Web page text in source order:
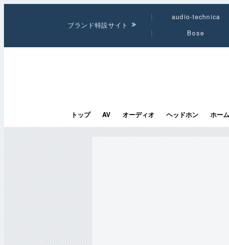
ブランド特設サイト
audio-technica
Bose
トップ AV オーディオ ヘッドホン ホー